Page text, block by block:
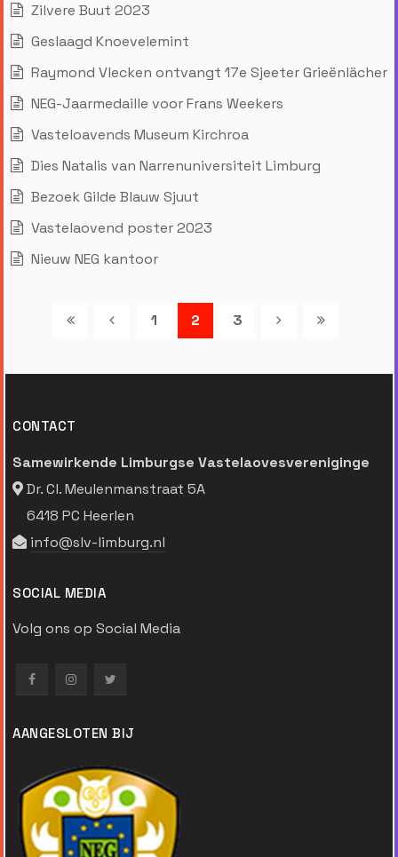
Zilvere Buut 2023
Geslaagd Knoevelemint
Raymond Vlecken ontvangt 17e Sjeeter Grieënlächer
NEG-Jaarmedaille voor Frans Weekers
Vasteloavends Museum Kirchroa
Dies Natalis van Narrenuniversiteit Limburg
Bezoek Gilde Blauw Sjuut
Vastelaovend poster 2023
Nieuw NEG kantoor
1 2 3
CONTACT
Samewirkende Limburgse Vastelaovesvereniginge
Dr. Cl. Meulenmanstraat 5A
6418 PC Heerlen
info@slv-limburg.nl
SOCIAL MEDIA
Volg ons op Social Media
AANGESLOTEN BIJ